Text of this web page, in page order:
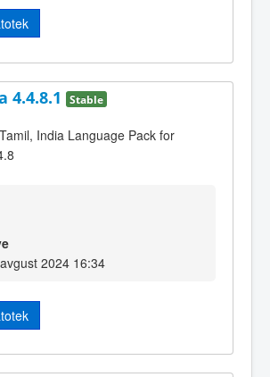
4.4.8.1 Stable
India Language Pack for
2024 16:34